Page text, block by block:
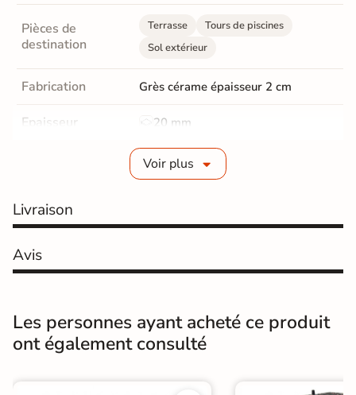
Pièces de
destination
Terrasse
Tours de piscines
Sol extérieur
Fabrication Grès cérame épaisseur 2 cm
Epaisseur 20 mm
R11 - Très antidérapant
Résistance à
l'usure
Masse colorée
Finition Mate
Voir plus
Livraison
Avis
Les personnes ayant acheté ce produit
ont également consulté